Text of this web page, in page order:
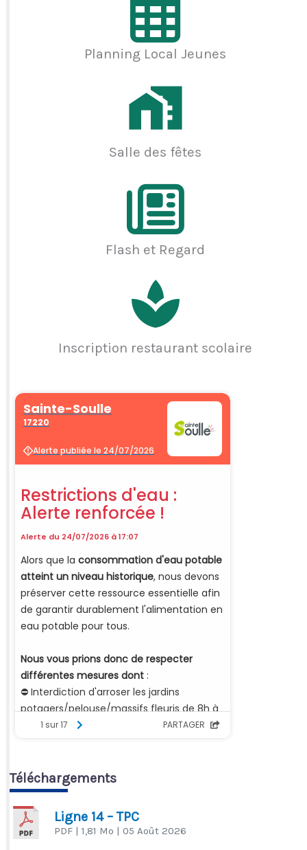
Planning Local Jeunes
Salle des fêtes
Flash et Regard
Inscription restaurant scolaire
Téléchargements
Ligne 14 – TPC
PDF | 1,81 Mo | 05 Août 2026